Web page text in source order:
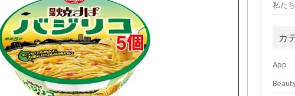
私た
カ
App